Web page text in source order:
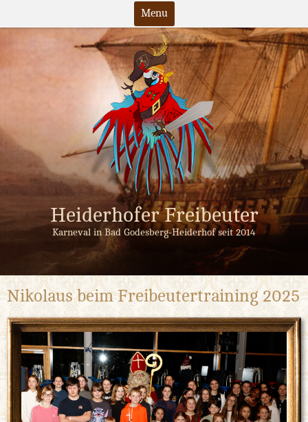
content
Menu
Heiderhofer Freibeuter
Karneval in Bad Godesberg-Heiderhof seit 2014
Nikolaus beim Freibeutertraining 2025